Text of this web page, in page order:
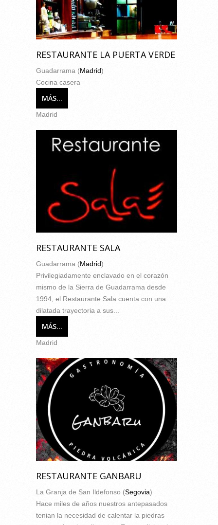
RESTAURANTE LA PUERTA VERDE
Guadarrama (Madrid)
Cocina casera
MÁS...
Madrid
RESTAURANTE SALA
Guadarrama (Madrid)
Privilegiadamente enclavado en el corazón
mismo de la Sierra de Guadarrama desde
1994, el Restaurante Sala cuenta con una
dilatada trayectoria a sus...
MÁS...
Madrid
RESTAURANTE GANBARU
La Granja de San Ildefonso (Segovia)
Hace miles de años nuestros antepasados
tenian la necesidad de calentar la piedras